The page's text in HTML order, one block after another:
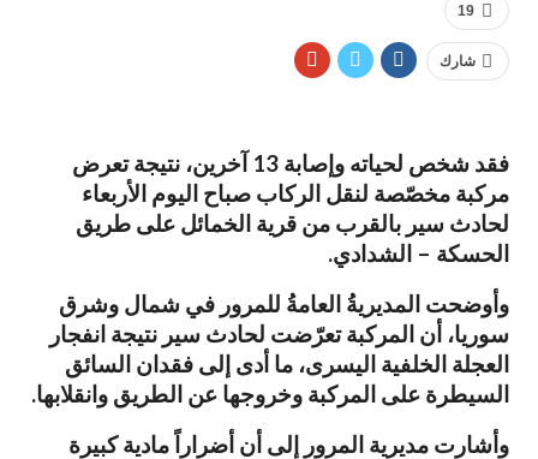
19
شارك
فقد شخص لحياته وإصابة 13 آخرين، نتيجة تعرض
مركبة مخصّصة لنقل الركاب صباح اليوم الأربعاء
لحادث سير بالقرب من قرية الخمائل على طريق
الحسكة – الشدادي.
وأوضحت المديريةُ العامةُ للمرور في شمال وشرق
سوريا، أن المركبة تعرّضت لحادث سير نتيجة انفجار
العجلة الخلفية اليسرى، ما أدى إلى فقدان السائق
السيطرة على المركبة وخروجها عن الطريق وانقلابها.
وأشارت مديرية المرور إلى أن أضراراً مادية كبيرة